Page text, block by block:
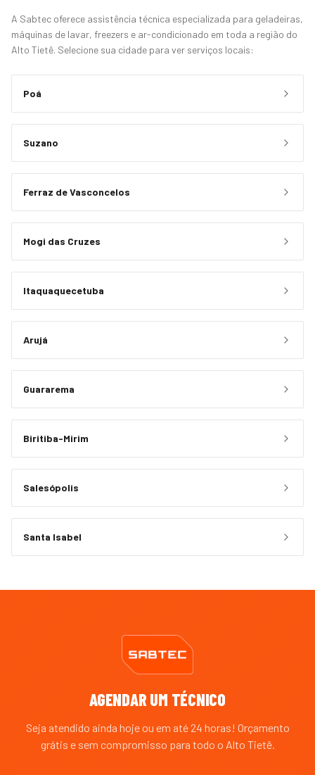
A Sabtec oferece assistência técnica especializada para geladeiras,
máquinas de lavar, freezers e ar-condicionado em toda a região do
Alto Tietê. Selecione sua cidade para ver serviços locais:
Poá
Suzano
Ferraz de Vasconcelos
Mogi das Cruzes
Itaquaquecetuba
Arujá
Guararema
Biritiba-Mirim
Salesópolis
Santa Isabel
AGENDAR UM TÉCNICO
Seja atendido ainda hoje ou em até 24 horas! Orçamento
grátis e sem compromisso para todo o Alto Tietê.